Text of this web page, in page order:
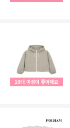
10대 여성이 좋아해요